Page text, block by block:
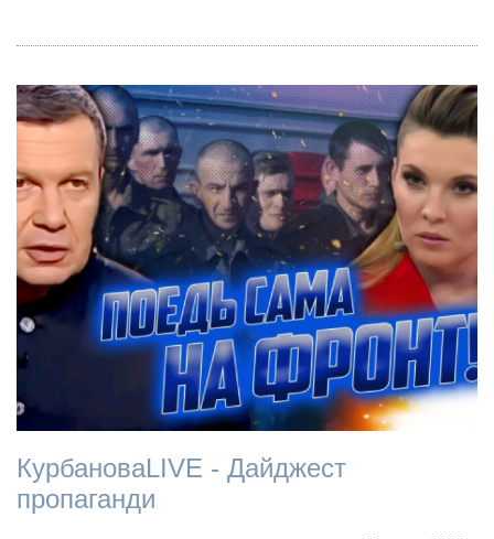
КурбановаLIVE - Дайджест
пропаганди